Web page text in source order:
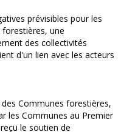
prévisibles pour les
une
des collectivités
d'un lien avec les acteurs
Communes forestières,
les Communes au Premier
le soutien de